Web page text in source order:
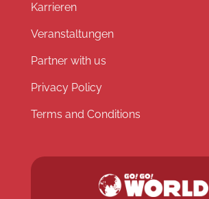
Karrieren
Veranstaltungen
Partner with us
Privacy Policy
Terms and Conditions